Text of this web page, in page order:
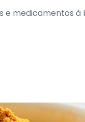
medicamentos à